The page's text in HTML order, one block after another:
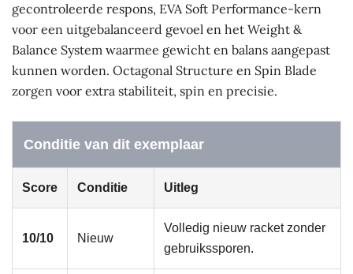
gecontroleerde respons, EVA Soft Performance-kern
voor een uitgebalanceerd gevoel en het Weight &
Balance System waarmee gewicht en balans aangepast
kunnen worden. Octagonal Structure en Spin Blade
zorgen voor extra stabiliteit, spin en precisie.
Conditie van dit exemplaar
Score Conditie Uitleg
10/10 Nieuw
Volledig nieuw racket zonder
gebruikssporen.